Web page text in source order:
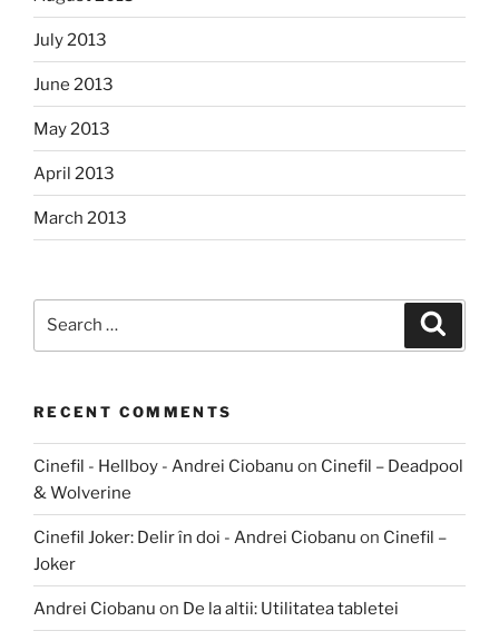
July 2013
June 2013
May 2013
April 2013
March 2013
RECENT COMMENTS
Cinefil - Hellboy - Andrei Ciobanu on Cinefil – Deadpool
& Wolverine
Cinefil Joker: Delir în doi - Andrei Ciobanu on Cinefil –
Joker
Andrei Ciobanu on De la altii: Utilitatea tabletei